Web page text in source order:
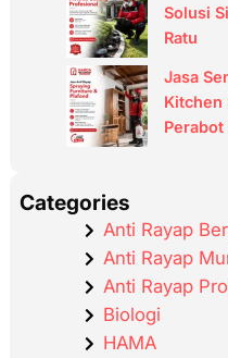
Solusi
Ratu
Jasa
Kitchen
Perabot
Categories
Anti Rayap
Anti Rayap
Anti Rayap
Biologi
HAMA